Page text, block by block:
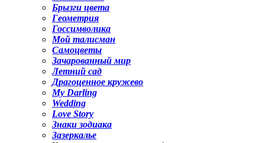
Брызги цвета
Геометрия
Госсимволика
Мой талисман
Самоцветы
Зачарованный мир
Летний сад
Драгоценное кружево
My Darling
Wedding
Love Story
Знаки зодиака
Зазеркалье